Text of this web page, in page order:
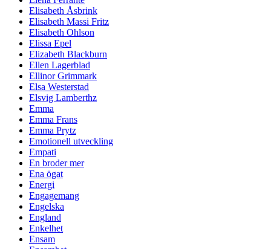
Elisabeth Åsbrink
Elisabeth Massi Fritz
Elisabeth Ohlson
Elissa Epel
Elizabeth Blackburn
Ellen Lagerblad
Ellinor Grimmark
Elsa Westerstad
Elsvig Lamberthz
Emma
Emma Frans
Emma Prytz
Emotionell utveckling
Empati
En broder mer
Ena ögat
Energi
Engagemang
Engelska
England
Enkelhet
Ensam